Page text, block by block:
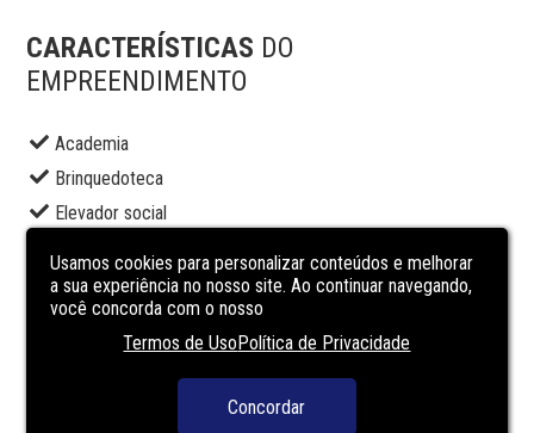
CARACTERÍSTICAS DO
EMPREENDIMENTO
Academia
Brinquedoteca
Elevador social
Piscina adulto
Playground
Usamos cookies para personalizar conteúdos e melhorar
a sua experiência no nosso site. Ao continuar navegando,
você concorda com o nosso
Termos de UsoPolítica de Privacidade
Concordar